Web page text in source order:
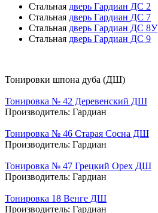
Стальная дверь Гардиан ДС 2
Стальная дверь Гардиан ДС 7
Стальная дверь Гардиан ДС 8У
Стальная дверь Гардиан ДС 9
Тонировки шпона дуба (ДШ)
Тонировка № 42 Деревенский ДШ
Производитель: Гардиан
Тонировка № 46 Старая Сосна ДШ
Производитель: Гардиан
Тонировка № 47 Грецкий Орех ДШ
Производитель: Гардиан
Тонировка 18 Венге ДШ
Производитель: Гардиан